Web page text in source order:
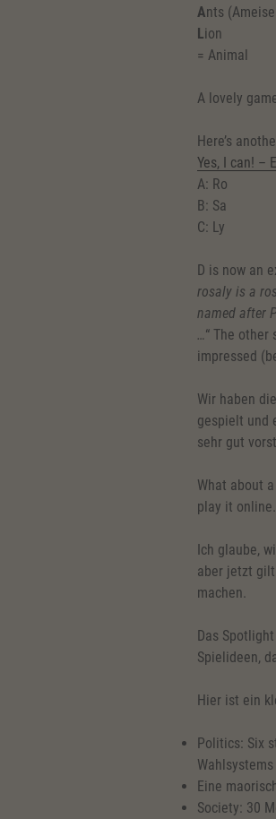
Ants
Lion
= Animal
A lovely
Here’s
Yes, I can! –
A: Ro
B: Sa
C: Ly
D is now an
rosaly is a
named after
…“ The
impressed
Wir haben
gespielt und
sehr gut
What about
play it online.
Ich glaube,
aber jetzt
machen.
Das
Spielideen,
Hier ist ein
Politics: Six
Wahlsystems
Eine
Society: 30